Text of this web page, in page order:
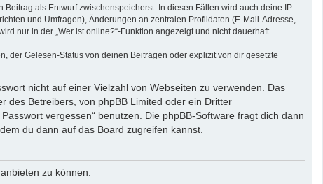
als Entwurf zwischenspeicherst. In diesen Fällen wird auch deine IP-
und Umfragen), Änderungen an zentralen Profildaten (E-Mail-Adresse,
nur in der „Wer ist online?“-Funktion angezeigt und nicht dauerhaft
der Gelesen-Status von deinen Beiträgen oder explizit von dir gesetzte
nicht auf einer Vielzahl von Webseiten zu verwenden. Das
des Betreibers, von phpBB Limited oder ein Dritter
vergessen“ benutzen. Die phpBB-Software fragt dich dann
du dann auf das Board zugreifen kannst.
zu können.